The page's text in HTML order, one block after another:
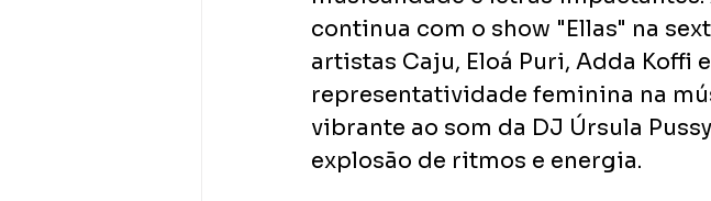
continua com o show "Ellas" na
artistas Caju, Eloá Puri, Adda Koffi
representatividade feminina na
vibrante ao som da DJ Úrsula
explosão de ritmos e energia.